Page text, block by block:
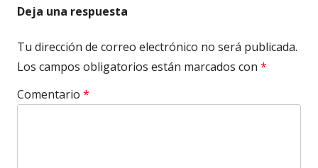
Deja una respuesta
Tu dirección de correo electrónico no será publicada.
Los campos obligatorios están marcados con *
Comentario *